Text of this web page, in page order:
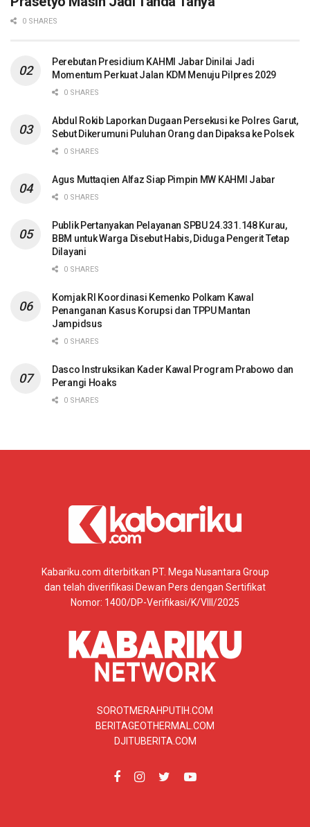
0 SHARES
Perebutan Presidium KAHMI Jabar Dinilai Jadi
Momentum Perkuat Jalan KDM Menuju Pilpres 2029
0 SHARES
Abdul Rokib Laporkan Dugaan Persekusi ke Polres Garut,
Sebut Dikerumuni Puluhan Orang dan Dipaksa ke Polsek
0 SHARES
Agus Muttaqien Alfaz Siap Pimpin MW KAHMI Jabar
0 SHARES
Publik Pertanyakan Pelayanan SPBU 24.331.148 Kurau,
BBM untuk Warga Disebut Habis, Diduga Pengerit Tetap
Dilayani
0 SHARES
Komjak RI Koordinasi Kemenko Polkam Kawal
Penanganan Kasus Korupsi dan TPPU Mantan
Jampidsus
0 SHARES
Dasco Instruksikan Kader Kawal Program Prabowo dan
Perangi Hoaks
0 SHARES
Kabariku.com diterbitkan PT. Mega Nusantara Group
dan telah diverifikasi Dewan Pers dengan Sertifikat
Nomor: 1400/DP-Verifikasi/K/VIII/2025
SOROTMERAHPUTIH.COM
BERITAGEOTHERMAL.COM
DJITUBERITA.COM